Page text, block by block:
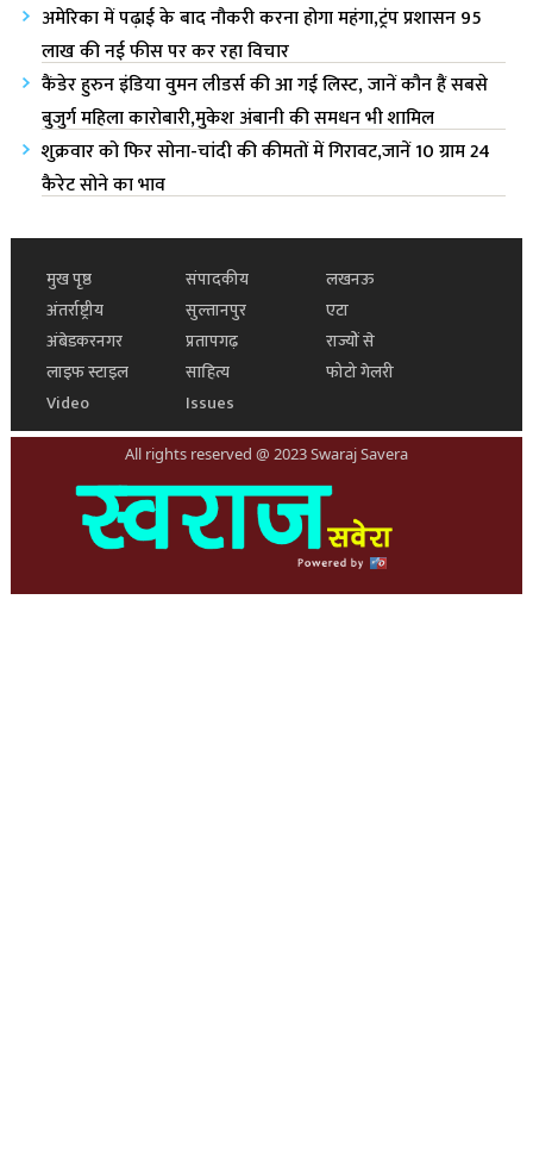
अमेरिका में पढ़ाई के बाद नौकरी करना होगा महंगा,ट्रंप प्रशासन 95
लाख की नई फीस पर कर रहा विचार
कैंडेर हुरुन इंडिया वुमन लीडर्स की आ गई लिस्ट, जानें कौन हैं सबसे
बुजुर्ग महिला कारोबारी,मुकेश अंबानी की समधन भी शामिल
शुक्रवार को फिर सोना-चांदी की कीमतों में गिरावट,जानें 10 ग्राम 24
कैरेट सोने का भाव
मुख पृष्ठ संपादकीय
लखनऊ
अंतर्राष्ट्रीय
सुल्तानपुर
एटा
अंबेडकरनगर
प्रतापगढ़
राज्यों से
लाइफ स्टाइल
साहित्य
फोटो गेलरी
Video
Issues
All rights reserved @ 2023 Swaraj Savera